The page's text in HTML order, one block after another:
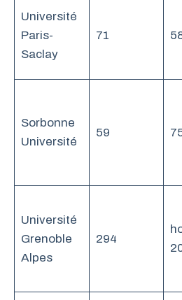
Université
Paris-
Saclay
71
Sorbonne
Université
59
Université
Grenoble
Alpes
294